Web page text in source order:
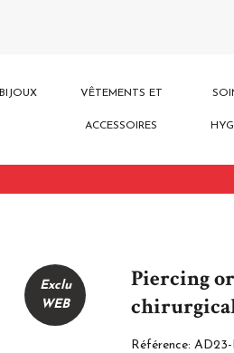
BIJOUX VÊTEMENTS ET
ACCESSOIRES
Exclu
WEB
Piercing
Référence: AD23-